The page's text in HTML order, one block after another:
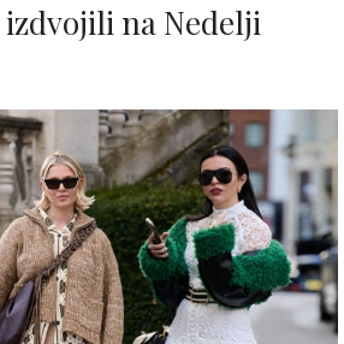
na Nedelji